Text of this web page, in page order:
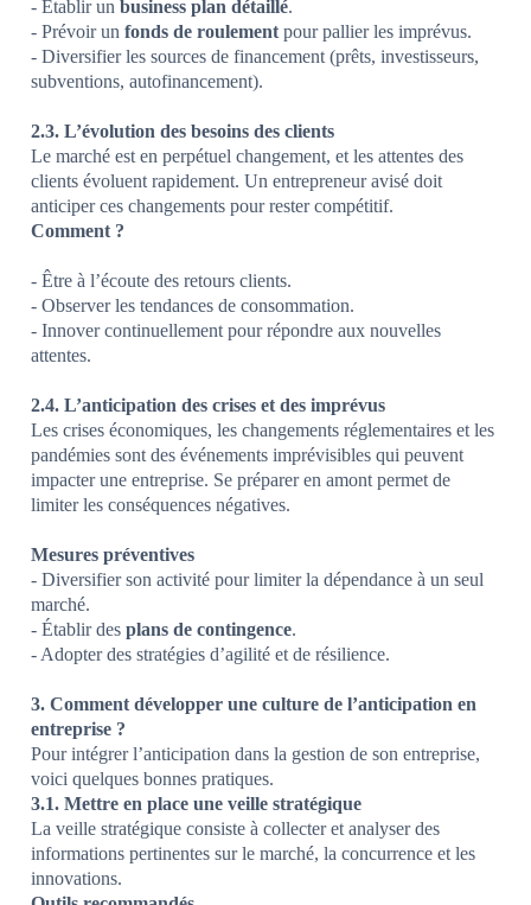
- Établir un business plan détaillé.
- Prévoir un fonds de roulement pour pallier les imprévus.
- Diversifier les sources de financement (prêts, investisseurs,
subventions, autofinancement).
2.3. L’évolution des besoins des clients
Le marché est en perpétuel changement, et les attentes des
clients évoluent rapidement. Un entrepreneur avisé doit
anticiper ces changements pour rester compétitif.
Comment ?
- Être à l’écoute des retours clients.
- Observer les tendances de consommation.
- Innover continuellement pour répondre aux nouvelles
attentes.
2.4. L’anticipation des crises et des imprévus
Les crises économiques, les changements réglementaires et les
pandémies sont des événements imprévisibles qui peuvent
impacter une entreprise. Se préparer en amont permet de
limiter les conséquences négatives.
Mesures préventives
- Diversifier son activité pour limiter la dépendance à un seul
marché.
- Établir des plans de contingence.
- Adopter des stratégies d’agilité et de résilience.
3. Comment développer une culture de l’anticipation en
entreprise ?
Pour intégrer l’anticipation dans la gestion de son entreprise,
voici quelques bonnes pratiques.
3.1. Mettre en place une veille stratégique
La veille stratégique consiste à collecter et analyser des
informations pertinentes sur le marché, la concurrence et les
innovations.